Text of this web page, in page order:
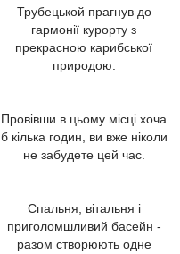
Трубецькой прагнув до
гармонії курорту з
прекрасною карибської
природою.
Провівши в цьому місці хоча
б кілька годин, ви вже ніколи
не забудете цей час.
Спальня, вітальня і
приголомшливий басейн -
разом створюють одне